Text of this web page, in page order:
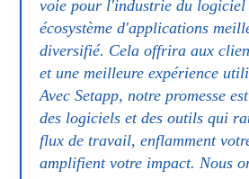
voie pour l'industrie du logiciel
écosystème d'applications
diversifié. Cela offrira aux
et une meilleure expérience
Avec Setapp, notre promesse
des logiciels et des outils qui
flux de travail, enflamment
amplifient votre impact. Nous